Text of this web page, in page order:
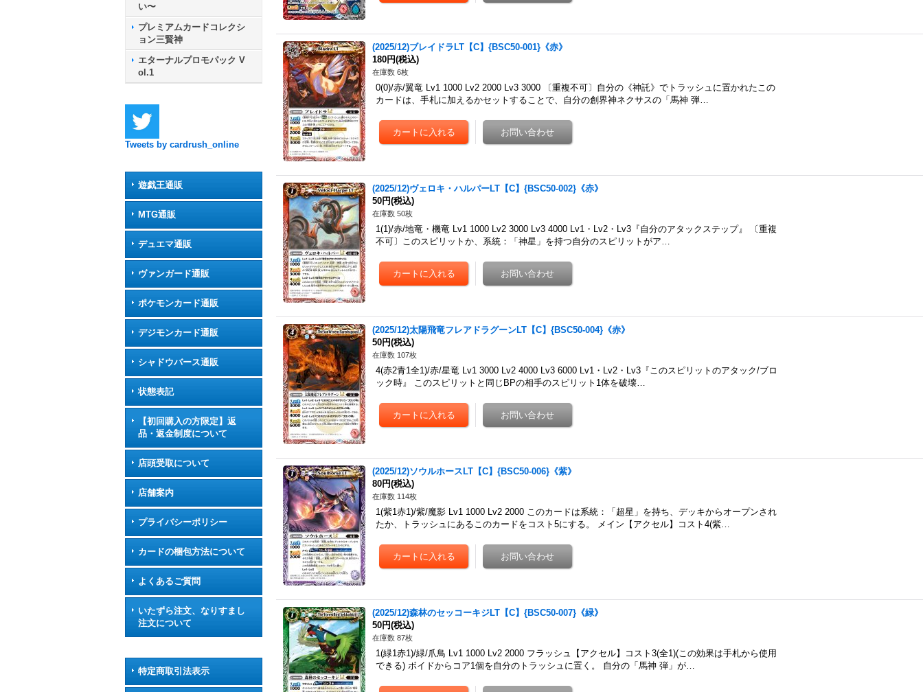
い〜
プレミアムカードコレクシ
ョン三賢神
エターナルプロモパック V
ol.1
Tweets by cardrush_online
遊戯王通販
MTG通販
デュエマ通販
ヴァンガード通販
ポケモンカード通販
デジモンカード通販
シャドウバース通販
状態表記
【初回購入の方限定】返
品・返金制度について
店頭受取について
店舗案内
プライバシーポリシー
カードの梱包方法について
よくあるご質問
いたずら注文、なりすまし
注文について
特定商取引法表示
(2025/12)ブレイドラLT【C】{BSC50-001}《赤》
180円(税込)
在庫数 6枚
0(0)/赤/翼竜 Lv1 1000 Lv2 2000 Lv3 3000 〔重複不可〕自分の《神託》でトラッシュに置かれたこの
カードは、手札に加えるかセットすることで、自分の創界神ネクサスの「馬神 弾…
(2025/12)ヴェロキ・ハルパーLT【C】{BSC50-002}《赤》
50円(税込)
在庫数 50枚
1(1)/赤/地竜・機竜 Lv1 1000 Lv2 3000 Lv3 4000 Lv1・Lv2・Lv3『自分のアタックステップ』 〔重複
不可〕このスピリットか、系統：「神星」を持つ自分のスピリットがア…
(2025/12)太陽飛竜フレアドラグーンLT【C】{BSC50-004}《赤》
50円(税込)
在庫数 107枚
4(赤2青1全1)/赤/星竜 Lv1 3000 Lv2 4000 Lv3 6000 Lv1・Lv2・Lv3『このスピリットのアタック/ブロ
ック時』 このスピリットと同じBPの相手のスピリット1体を破壊…
(2025/12)ソウルホースLT【C】{BSC50-006}《紫》
80円(税込)
在庫数 114枚
1(紫1赤1)/紫/魔影 Lv1 1000 Lv2 2000 このカードは系統：「超星」を持ち、デッキからオープンされ
たか、トラッシュにあるこのカードをコスト5にする。 メイン【アクセル】コスト4(紫…
(2025/12)森林のセッコーキジLT【C】{BSC50-007}《緑》
50円(税込)
在庫数 87枚
1(緑1赤1)/緑/爪鳥 Lv1 1000 Lv2 2000 フラッシュ【アクセル】コスト3(全1)(この効果は手札から使用
できる) ボイドからコア1個を自分のトラッシュに置く。 自分の「馬神 弾」が…